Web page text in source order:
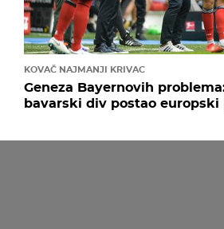
KOVAČ NAJMANJI KRIVAC
Geneza Bayernovih
bavarski div postao